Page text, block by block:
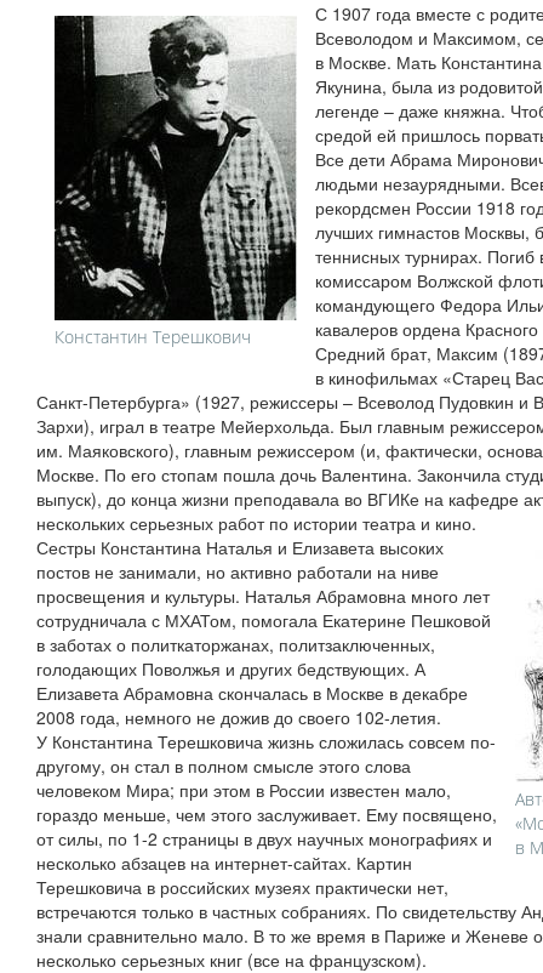
Константин Терешкович
С 1907 года вместе с
Всеволодом и Максимом,
в Москве. Мать
Якунина, была из
легенде – даже княжна.
средой ей пришлось
Все дети Абрама
людьми незаурядными.
рекордсмен России 1918
лучших гимнастов Москвы,
теннисных турнирах.
комиссаром Волжской
командующего Федора
кавалеров ордена
Средний брат, Максим
в кинофильмах «Старец
Санкт-Петербурга» (1927, режиссеры – Всеволод Пудовкин и
Зархи), играл в театре Мейерхольда. Был главным
им. Маяковского), главным режиссером (и, фактически,
Москве. По его стопам пошла дочь Валентина. Закончила
выпуск), до конца жизни преподавала во ВГИКе на кафедре
нескольких серьезных работ по истории театра и кино.
в
Сестры Константина Наталья и Елизавета высоких
постов не занимали, но активно работали на ниве
просвещения и культуры. Наталья Абрамовна много лет
сотрудничала с МХАТом, помогала Екатерине Пешковой
в заботах о политкаторжанах, политзаключенных,
голодающих Поволжья и других бедствующих. А
Елизавета Абрамовна скончалась в Москве в декабре
2008 года, немного не дожив до своего 102-летия.
У Константина Терешковича жизнь сложилась совсем по-
другому, он стал в полном смысле этого слова
человеком Мира; при этом в России известен мало,
гораздо меньше, чем этого заслуживает. Ему посвящено,
от силы, по 1-2 страницы в двух научных монографиях и
несколько абзацев на интернет-сайтах. Картин
Терешковича в российских музеях практически нет,
встречаются только в частных собраниях. По свидетельству
знали сравнительно мало. В то же время в Париже и Женеве
несколько серьезных книг (все на французском).